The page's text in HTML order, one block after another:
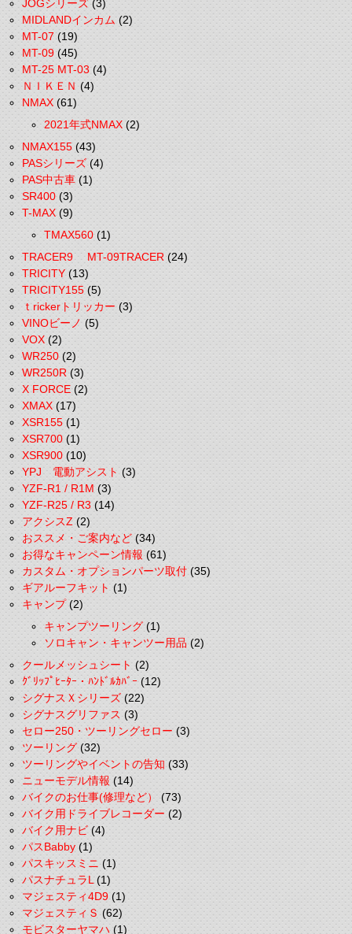
JOGシリーズ(3)
MIDLANDインカム(2)
MT-07(19)
MT-09(45)
MT-25 MT-03(4)
ＮＩＫＥＮ(4)
NMAX(61)
2021年式NMAX(2)
NMAX155(43)
PASシリーズ(4)
PAS中古車(1)
SR400(3)
T-MAX(9)
TMAX560(1)
TRACER9 MT-09TRACER(24)
TRICITY(13)
TRICITY155(5)
ｔrickerトリッカー(3)
VINOビーノ(5)
VOX(2)
WR250(2)
WR250R(3)
X FORCE(2)
XMAX(17)
XSR155(1)
XSR700(1)
XSR900(10)
YPJ 電動アシスト(3)
YZF-R1 / R1M(3)
YZF-R25 / R3(14)
アクシスZ(2)
おススメ・ご案内など(34)
お得なキャンペーン情報(61)
カスタム・オプションパーツ取付(35)
ギアルーフキット(1)
キャンプ(2)
キャンプツーリング(1)
ソロキャン・キャンツー用品(2)
クールメッシュシート(2)
ｸﾞﾘｯﾌﾟﾋｰﾀｰ・ﾊﾝﾄﾞﾙｶﾊﾞｰ(12)
シグナスＸシリーズ(22)
シグナスグリファス(3)
セロー250・ツーリングセロー(3)
ツーリング(32)
ツーリングやイベントの告知(33)
ニューモデル情報(14)
バイクのお仕事(修理など）(73)
バイク用ドライブレコーダー(2)
バイク用ナビ(4)
パスBabby(1)
パスキッスミニ(1)
パスナチュラL(1)
マジェスティ4D9(1)
マジェスティＳ(62)
モビスターヤマハ(1)